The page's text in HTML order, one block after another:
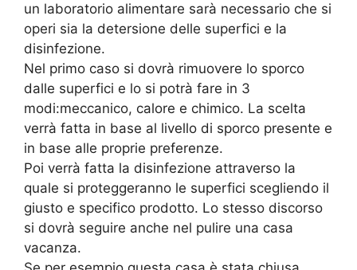
un laboratorio alimentare sarà necessario che si
operi sia la detersione delle superfici e la
disinfezione.
Nel primo caso si dovrà rimuovere lo sporco
dalle superfici e lo si potrà fare in 3
modi:meccanico, calore e chimico. La scelta
verrà fatta in base al livello di sporco presente e
in base alle proprie preferenze.
Poi verrà fatta la disinfezione attraverso la
quale si proteggeranno le superfici scegliendo il
giusto e specifico prodotto. Lo stesso discorso
si dovrà seguire anche nel pulire una casa
vacanza.